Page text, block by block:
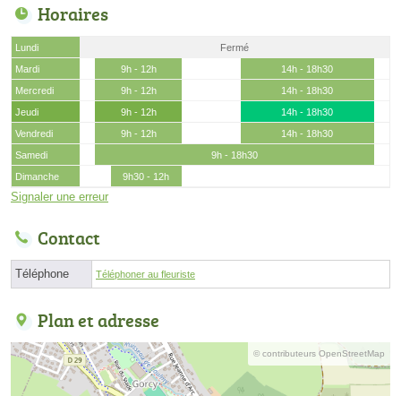
Horaires
Lundi
Fermé
Mardi
9h - 12h
14h - 18h30
Mercredi
9h - 12h
14h - 18h30
Jeudi
9h - 12h
14h - 18h30
Vendredi
9h - 12h
14h - 18h30
Samedi
9h - 18h30
Dimanche
9h30 - 12h
Signaler une erreur
Contact
Téléphone Téléphoner au fleuriste
Plan et adresse
© contributeurs OpenStreetMap